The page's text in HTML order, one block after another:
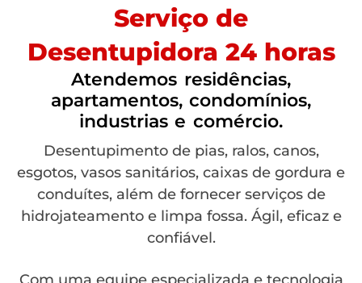
Serviço de
Desentupidora 24 horas
Atendemos residências,
apartamentos, condomínios,
industrias e comércio.
Desentupimento de pias, ralos, canos,
esgotos, vasos sanitários, caixas de gordura e
conduítes, além de fornecer serviços de
hidrojateamento e limpa fossa. Ágil, eficaz e
confiável.